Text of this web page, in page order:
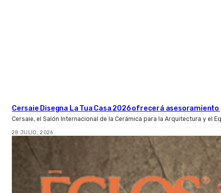
Cersaie Disegna La Tua Casa 2026 ofrecerá
Cersaie, el Salón Internacional de la Cerámica para la Arquitectura y el
28 JULIO, 2026